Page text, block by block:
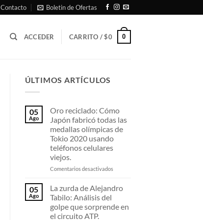
Contacto Boletin de Ofertas
ACCEDER CARRITO /$0 0
ÚLTIMOS ARTÍCULOS
05
Ago
Oro reciclado: Cómo
Japón fabricó todas las
medallas olímpicas de
Tokio 2020 usando
teléfonos celulares
viejos.
Comentarios desactivadosen
reciclado:
Cómo
fabricó
05
Ago
La zurda de Alejandro
Tabilo: Análisis del
golpe que sorprende en
el circuito ATP.